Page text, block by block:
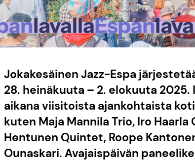
Jokakesäinen Jazz-Espa
28. heinäkuuta – 2. elokuuta
aikana viisitoista ajankohtaista
kuten Maja Mannila Trio, Iro
Hentunen Quintet, Roope
Ounaskari. Avajaispäivän